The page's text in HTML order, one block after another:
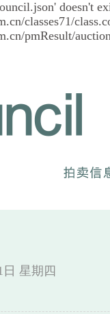
doesn't
classes71/
pmResult/
星期四